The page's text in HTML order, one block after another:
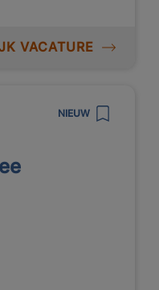
VACATURE
NIEUW